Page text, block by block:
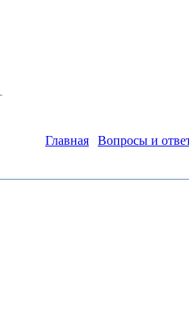
Главная
Вопросы и